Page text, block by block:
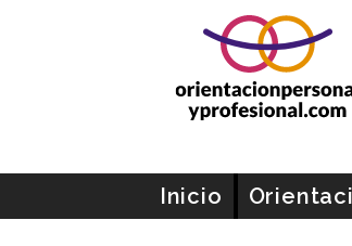
Orientacion personal
Inicio